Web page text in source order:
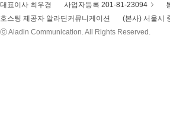
대표이사 최우경 사업자등록 201-81-23094
호스팅 제공자 알라딘커뮤니케이션
(본사) 서울시
ⓒ Aladin Communication. All Rights Reserved.